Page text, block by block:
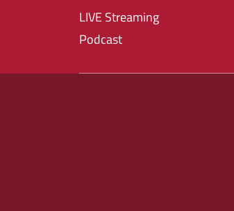
LIVE Streaming
Podcast